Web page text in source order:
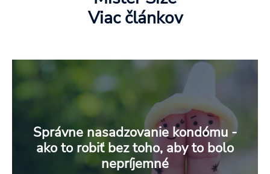
Viac článkov
Správne nasadzovanie kondómu -
ako to robiť bez toho, aby to bolo
nepríjemné